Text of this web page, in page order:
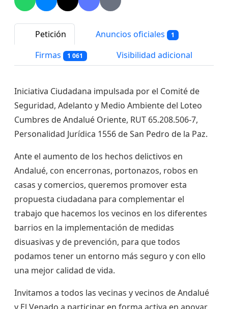
Petición Anuncios oficiales 1
Firmas 1 061 Visibilidad adicional
Iniciativa Ciudadana impulsada por el Comité de
Seguridad, Adelanto y Medio Ambiente del Loteo
Cumbres de Andalué Oriente, RUT 65.208.506-7,
Personalidad Jurídica 1556 de San Pedro de la Paz.
Ante el aumento de los hechos delictivos en
Andalué, con encerronas, portonazos, robos en
casas y comercios, queremos promover esta
propuesta ciudadana para complementar el
trabajo que hacemos los vecinos en los diferentes
barrios en la implementación de medidas
disuasivas y de prevención, para que todos
podamos tener un entorno más seguro y con ello
una mejor calidad de vida.
Invitamos a todos las vecinas y vecinos de Andalué